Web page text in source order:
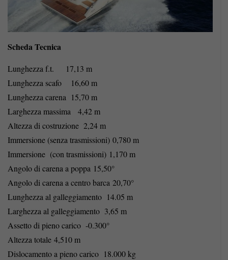
Scheda Tecnica
Lunghezza f.t. 17,13 m
Lunghezza scafo 16,60 m
Lunghezza carena 15,70 m
Larghezza massima 4,42 m
Altezza di costruzione 2,24 m
Immersione (senza trasmissioni) 0,780 m
Immersione (con trasmissioni) 1,170 m
Angolo di carena a poppa 15,50°
Angolo di carena a centro barca 20,70°
Lunghezza al galleggiamento 14.05 m
Larghezza al galleggiamento 3,65 m
Assetto di pieno carico -0.300°
Altezza totale 4,510 m
Dislocamento a pieno carico 18.000 kg